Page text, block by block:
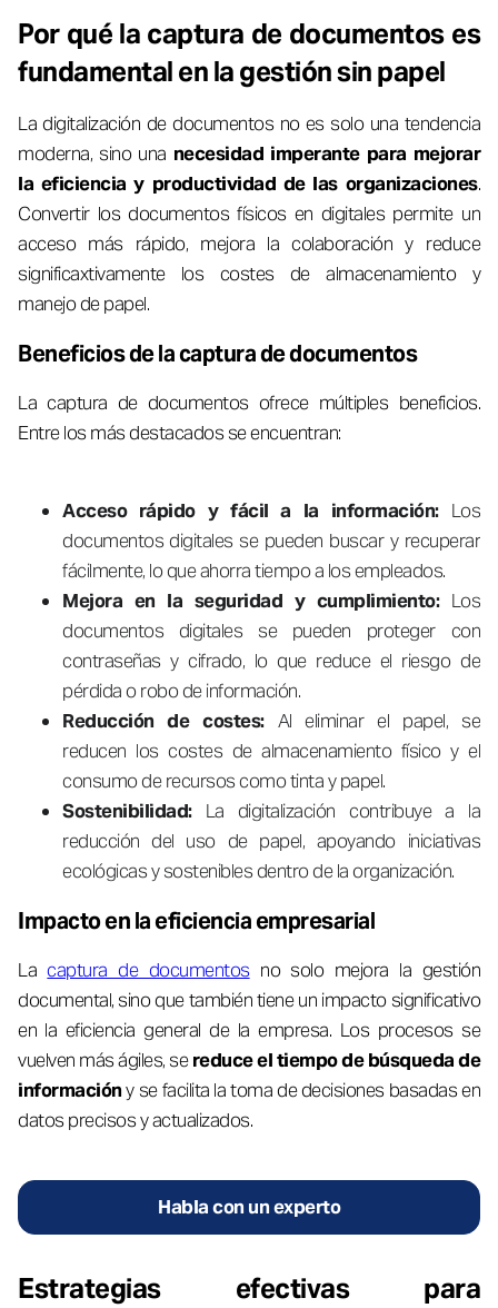
Por qué la captura de documentos es
fundamental en la gestión sin papel
La digitalización de documentos no es solo una tendencia
moderna, sino una necesidad imperante para mejorar
la eficiencia y productividad de las organizaciones.
Convertir los documentos físicos en digitales permite un
acceso más rápido, mejora la colaboración y reduce
significaxtivamente los costes de almacenamiento y
manejo de papel.
Beneficios de la captura de documentos
La captura de documentos ofrece múltiples beneficios.
Entre los más destacados se encuentran:
Acceso rápido y fácil a la información:Los
documentos digitales se pueden buscar y recuperar
fácilmente, lo que ahorra tiempo a los empleados.
Mejora en la seguridad y cumplimiento: Los
documentos digitales se pueden proteger con
contraseñas y cifrado, lo que reduce el riesgo de
pérdida o robo de información.
Reducción de costes:Al eliminar el papel, se
reducen los costes de almacenamiento físico y el
consumo de recursos como tinta y papel.
Sostenibilidad: La digitalización contribuye a la
reducción del uso de papel, apoyando iniciativas
ecológicas y sostenibles dentro de la organización.
Impacto en la eficiencia empresarial
Lacaptura de documentosno solo mejora la gestión
documental, sino que también tiene un impacto significativo
en la eficiencia general de la empresa. Los procesos se
vuelven más ágiles, sereduce el tiempo de búsqueda de
informacióny se facilita la toma de decisiones basadas en
datos precisos y actualizados.
Habla con un experto
Estrategias efectivas para